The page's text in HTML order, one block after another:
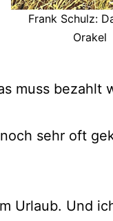
Frank Schulz:
Orakel
muss bezahlt
sehr oft
Urlaub. Und